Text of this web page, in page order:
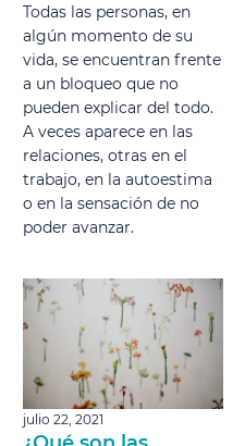
Todas las personas, en
algún momento de su
vida, se encuentran frente
a un bloqueo que no
pueden explicar del todo.
A veces aparece en las
relaciones, otras en el
trabajo, en la autoestima
o en la sensación de no
poder avanzar.
julio 22, 2021